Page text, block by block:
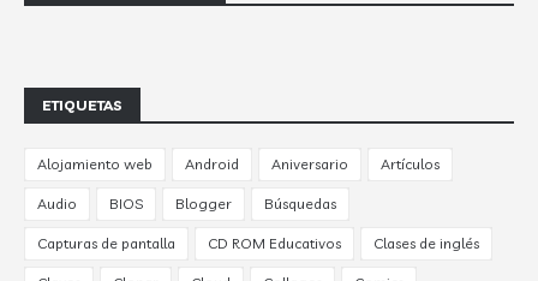
ETIQUETAS
Alojamiento web Android Aniversario Artículos
Audio BIOS Blogger Búsquedas
Capturas de pantalla CD ROM Educativos Clases de inglés